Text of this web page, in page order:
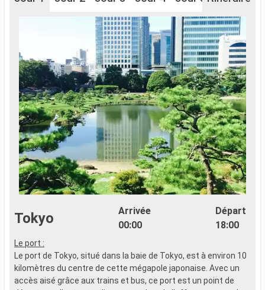
Tokyo
Arrivée
00:00
Départ
18:00
Le port :
Le port de Tokyo, situé dans la baie de Tokyo, est à environ 10
kilomètres du centre de cette mégapole japonaise. Avec un
accès aisé grâce aux trains et bus, ce port est un point de